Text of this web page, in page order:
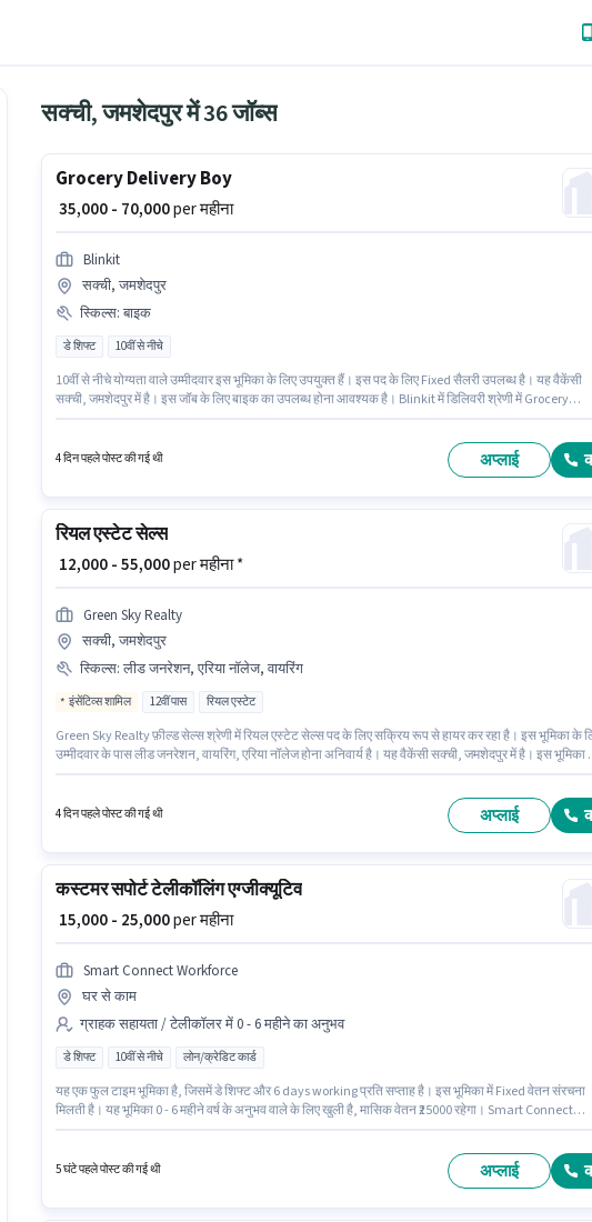
सक्ची, जमशेदपुर में 36 जॉब्स
Grocery Delivery Boy
₹ 35,000 - 70,000per महीना
Blinkit
सक्ची, जमशेदपुर
स्किल्स: बाइक
डे शिफ्ट 10वीं से नीचे
10वीं से नीचे योग्यता वाले उम्मीदवार इस भूमिका के लिए उपयुक्त हैं। इस पद के लिए Fixed सैलरी उपलब्ध है। यह वैकेंसी
सक्ची, जमशेदपुर में है। इस जॉब के लिए बाइक का उपलब्ध होना आवश्यक है। Blinkit में डिलिवरी श्रेणी में Grocery
4 दिन पहले पोस्ट की गई थी अप्लाई
रियल एस्टेट सेल्स
₹ 12,000 - 55,000per महीना *
Green Sky Realty
सक्ची, जमशेदपुर
स्किल्स: लीड जनरेशन, एरिया नॉलेज, वायरिंग
इंसेंटिव्स शामिल 12वीं पास रियल एस्टेट
Green Sky Realty फ़ील्ड सेल्स श्रेणी में रियल एस्टेट सेल्स पद के लिए सक्रिय रूप से हायर कर रहा है। इस भूमिका के
उम्मीदवार के पास लीड जनरेशन, वायरिंग, एरिया नॉलेज होना अनिवार्य है। यह वैकेंसी सक्ची, जमशेदपुर में है। इस भूमिका
4 दिन पहले पोस्ट की गई थी अप्लाई
कस्टमर सपोर्ट टेलीकॉलिंग एग्जीक्यूटिव
₹ 15,000 - 25,000per महीना
Smart Connect Workforce
घर से काम
ग्राहक सहायता / टेलीकॉलर में 0 - 6 महीने का अनुभव
डे शिफ्ट 10वीं से नीचे लोन/क्रेडिट कार्ड
यह एक फुल टाइम भूमिका है, जिसमें डे शिफ्ट और 6 days working प्रति सप्ताह है। इस भूमिका में Fixed वेतन संरचना
मिलती है। यह भूमिका 0 - 6 महीने वर्ष के अनुभव वाले के लिए खुली है, मासिक वेतन ₹25000 रहेगा। Smart Connect
5 घंटे पहले पोस्ट की गई थी अप्लाई